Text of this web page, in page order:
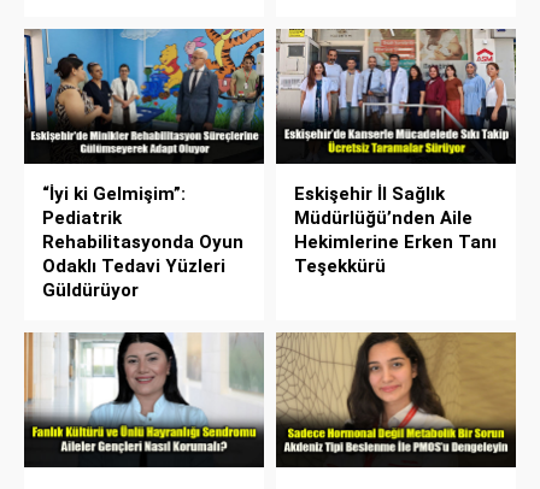
“İyi ki Gelmişim”:
Pediatrik
Rehabilitasyonda Oyun
Odaklı Tedavi Yüzleri
Güldürüyor
Eskişehir İl Sağlık
Müdürlüğü’nden Aile
Hekimlerine Erken Tanı
Teşekkürü